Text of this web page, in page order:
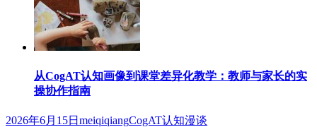
从CogAT认知画像到课堂差异化教学：教师与家长的实
操协作指南
发
2026年6月15日 作
meiqiqiang标
CogAT认知漫谈